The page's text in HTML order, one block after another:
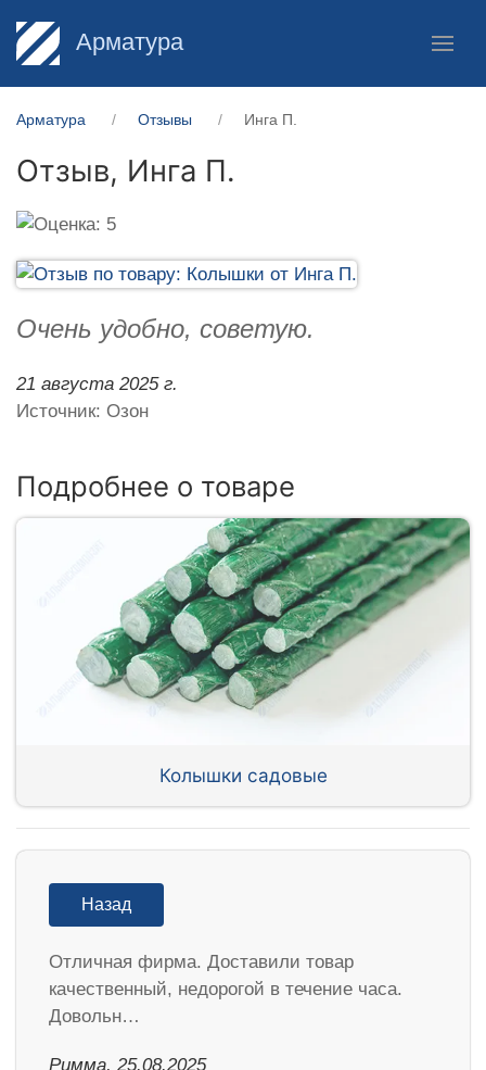
Арматура
Арматура Отзывы Инга П.
Отзыв, Инга П.
Очень удобно, советую.
21 августа 2025 г.
Источник: Озон
Подробнее о товаре
Колышки садовые
Назад
Отличная фирма. Доставили товар
качественный, недорогой в течение часа.
Довольн…
Римма, 25.08.2025